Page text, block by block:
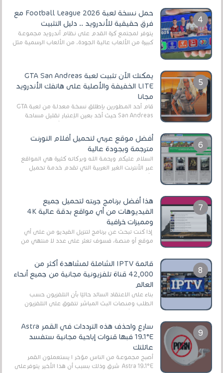
حمل نسخة لعبة Football League 2026 مع
فرق حقيقية للأندرويد .. دليل التثبيت
يتوفر لمجتمع كرة القدم على نظام أندرويد مجموعة
كبيرة من الألعاب عالية الجودة. من الألعاب الرسمية مثل
يمكنك الآن تثبيت لعبة GTA San Andreas
LITE الخفيفة والأصلية على هاتفك الأندرويد
مجانا
قام أحد المطورين بإطلاق نسخة معدلة من لعبة GTA
San Andreas حيث أخد بعين الإعتبار تقليل مساحة
أفضل موقع عربي لتحميل أفلام التورنت
مترجمة وبجودة عالية
السلام عليكم ورحمة الله وبركاته كثيرة هي المواقع
عبر الأنترنت الغير العربية التي تقدم خدمة تحميل
الأفلام على التورنت ، ومعظم هذه المواقع ل...
هذا أفضل برنامج جربته لتحميل جميع
الفيديوهات من أي مواقع بدقة عالية 4K
ومميزات خرافية
إذا كنت تبحث عن برنامج لتنزيل الفيديو من على أي
موقع أو منصة، فسوف تعثر على عدد لا منتهي من
قائمة IPTV الشاملة لمشاهدة أكثر من
42,000 قناة تلفزيونية مجانية من جميع أنحاء
العالم
بناءً على الاعتقاد السائد حاليًا بأن التلفزيون حسب
الطلب ومنصات البث المباشر تتفوق على التلفزيون
الرقمي الأرضي التقليدي، يُعدّ IPTV-org خيار...
سارع واحذف هذه الترددات في القمر Astra
19.1°E فبها قنوات إباحية مجانية ستفسد
عائلتك
أصبح مجموعة من الناس مؤخر ا يستعملون القمر
Astra 19.1°E شرق وذلك بسبب أن هذا الأخير يتوفرعلى